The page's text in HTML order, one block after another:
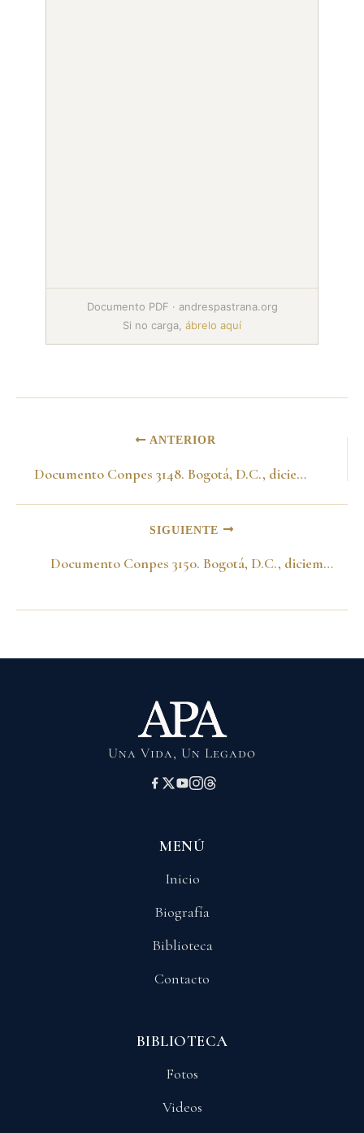
Documento PDF · andrespastrana.org
Si no carga, ábrelo aquí
ANTERIOR
Documento Conpes 3148. Bogotá, D.C., diciembre 20 de 2001
SIGUIENTE
Documento Conpes 3150. Bogotá, D.C., diciembre 20 de 2001
Una Vida, Un Legado
MENÚ
Inicio
Biografía
Biblioteca
Contacto
BIBLIOTECA
Fotos
Videos